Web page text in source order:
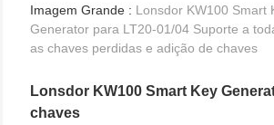
Imagem Grande : Lonsdor KW100 Smart
Generator para LT20-01/04 Suporte a
as chaves perdidas e adição de chaves
Lonsdor KW100 Smart Key
chaves